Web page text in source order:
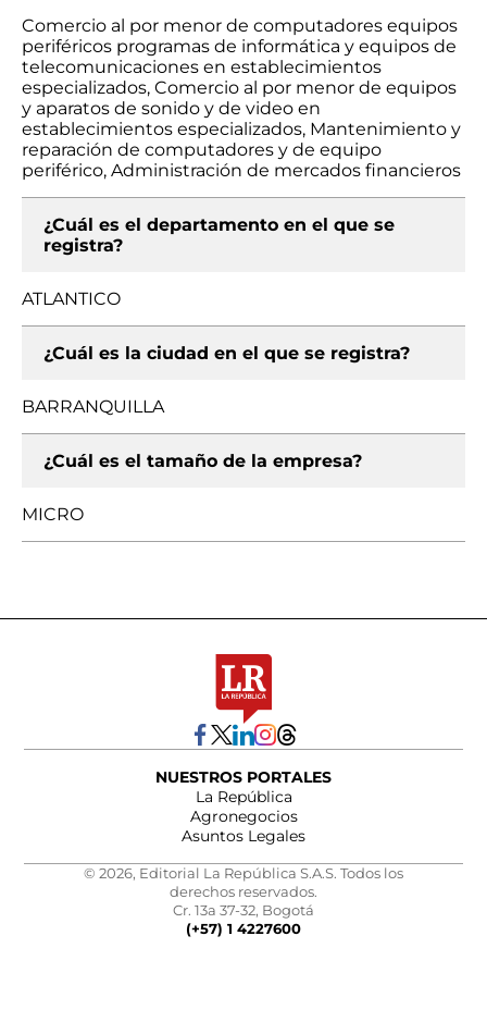
Comercio al por menor de computadores equipos
periféricos programas de informática y equipos de
telecomunicaciones en establecimientos
especializados, Comercio al por menor de equipos
y aparatos de sonido y de video en
establecimientos especializados, Mantenimiento y
reparación de computadores y de equipo
periférico, Administración de mercados financieros
¿Cuál es el departamento en el que se
registra?
ATLANTICO
¿Cuál es la ciudad en el que se registra?
BARRANQUILLA
¿Cuál es el tamaño de la empresa?
MICRO
NUESTROS PORTALES
La República
Agronegocios
Asuntos Legales
© 2026, Editorial La República S.A.S. Todos los
derechos reservados.
Cr. 13a 37-32, Bogotá
(+57) 1 4227600